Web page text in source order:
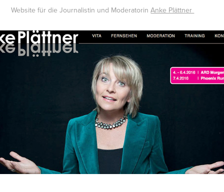
Website für die Journalistin und ModeratorinAnke Plättner